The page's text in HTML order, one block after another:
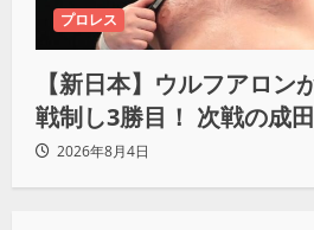
プロレス
【新日本】ウルフアロン
戦制し3勝目！ 次戦の成
ツの王道を俺の王道でぶ
2026年8月4日